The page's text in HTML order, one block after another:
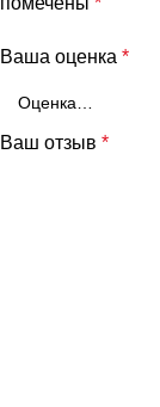
Ваша оценка *
Ваш отзыв *